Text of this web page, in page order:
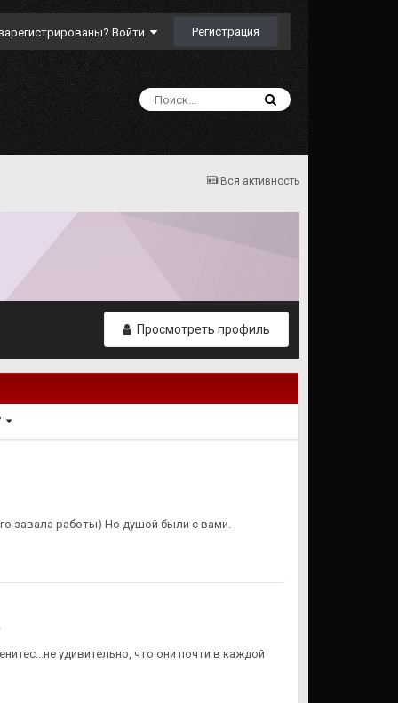
Войти Регистрация
Вся активность
Просмотреть профиль
завала работы) Но душой были с вами.
удивительно, что они почти в каждой